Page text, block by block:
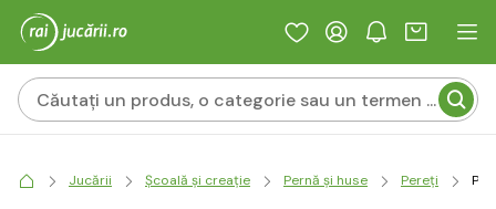
Jucării Școală și creație Pernă și huse Pereți